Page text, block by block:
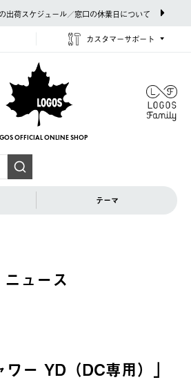
出荷スケジュール／窓口の休業日について
カスタマーサポート
OFFICIAL ONLINE SHOP
テーマ
ニュース
ワー YD（DC専用）」